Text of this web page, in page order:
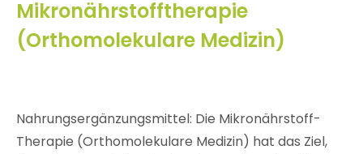
Mikronährstofftherapie
(Orthomolekulare Medizin)
Nahrungsergänzungsmittel: Die Mikronährstoff-
Therapie (Orthomolekulare Medizin) hat das Ziel,